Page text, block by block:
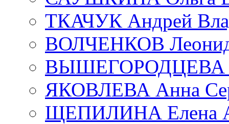
ТКАЧУК Андрей
ВОЛЧЕНКОВ Леонид
ВЫШЕГОРОДЦЕВА
ЯКОВЛЕВА Анна
ЩЕПИЛИНА Елена